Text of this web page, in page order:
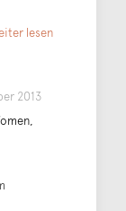
lesen
2013